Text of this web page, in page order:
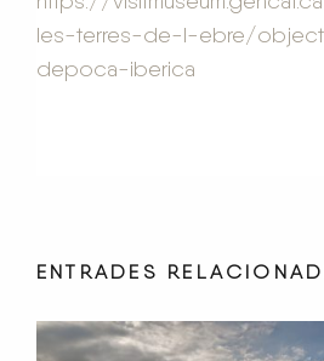
les-terres-de-l-ebre/
depoca-iberica
ENTRADES